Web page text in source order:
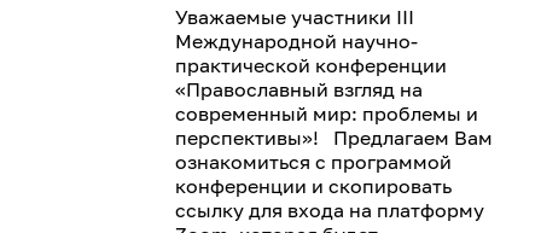
Уважаемые участники III
Международной научно-
практической конференции
«Православный взгляд на
современный мир: проблемы и
перспективы»! Предлагаем Вам
ознакомиться с программой
конференции и скопировать
ссылку для входа на платформу